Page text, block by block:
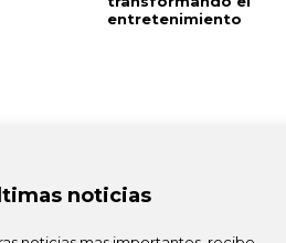
entretenimiento
noticias